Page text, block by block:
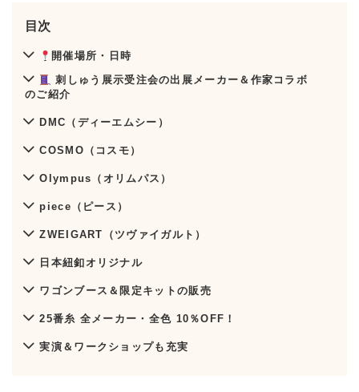
目次
開催場所・日時
刺しゅう展示受注会の出展メーカー＆作家コラボ
のご紹介
DMC（ディーエムシー）
COSMO（コスモ）
Olympus（オリムパス）
piece（ピース）
ZWEIGART（ツヴァイガルト）
日本紐釦オリジナル
ワゴンブース＆限定キットの販売
25番糸 全メーカー・全色 10％OFF！
実演＆ワークショップも充実